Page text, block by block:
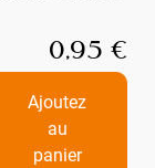
0,95 €
Ajoutez
au
panier